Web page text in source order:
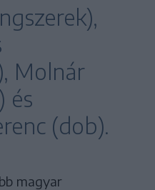
Molnár
és
(dob).
magyar